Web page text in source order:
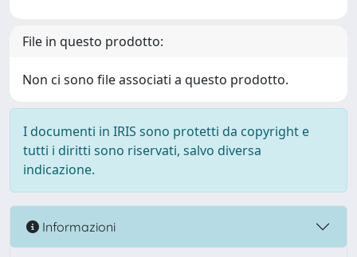
File in questo prodotto:
Non ci sono file associati a questo prodotto.
I documenti in IRIS sono protetti da copyright e
tutti i diritti sono riservati, salvo diversa
indicazione.
Informazioni